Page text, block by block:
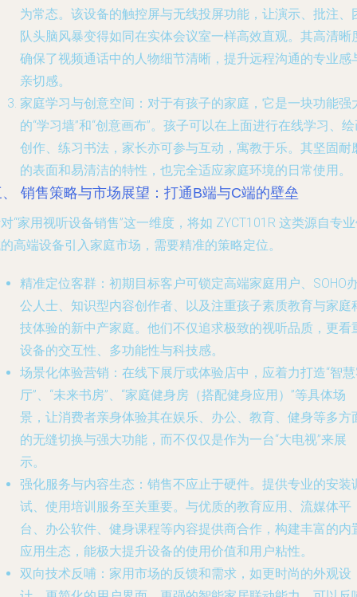
为常态。该设备的触控屏与无线投屏功能，让演示、批注、
队头脑风暴变得如同在实体会议室一样高效直观。其高清晰
确保了视频通话中的人物细节清晰，提升远程沟通的专业感
亲切感。
家庭学习与创意空间 ：对于有孩子的家庭，它是一块功能强
的“学习墙”和“创意画布”。孩子可以在上面进行在线学习、
创作、练习书法，家长亦可参与互动，寓教于乐。其坚固耐
的表面和易清洁的特性，也完全适应家庭环境的日常使用。
销售策略与市场展望：打通B端与C端的壁垒
“家用视听设备销售”这一维度，将如 ZYCT101R 这类源自专
高端设备引入家庭市场，需要精准的策略定位。
精准定位客群 ：初期目标客户可锁定高端家庭用户、SOHO
公人士、知识型内容创作者、以及注重孩子素质教育与家庭
技体验的新中产家庭。他们不仅追求极致的视听品质，更看
设备的交互性、多功能性与科技感。
场景化体验营销 ：在线下展厅或体验店中，应着力打造“智
厅”、“未来书房”、“家庭健身房（搭配健身应用）”等具体场
景，让消费者亲身体验其在娱乐、办公、教育、健身等多方
的无缝切换与强大功能，而不仅仅是作为一台“大电视”来展
示。
强化服务与内容生态 ：销售不应止于硬件。提供专业的安装
试、使用培训服务至关重要。与优质的教育应用、流媒体平
台、办公软件、健身课程等内容提供商合作，构建丰富的内
应用生态，能极大提升设备的使用价值和用户粘性。
双向技术反哺 ：家用市场的反馈和需求，如更时尚的外观设